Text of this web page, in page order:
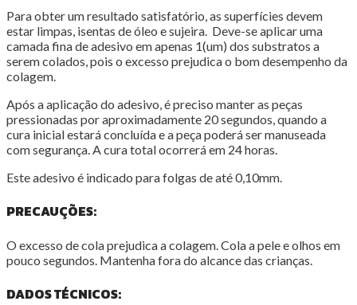
Para obter um resultado satisfatório, as superfícies devem
estar limpas, isentas de óleo e sujeira. Deve-se aplicar uma
camada fina de adesivo em apenas 1(um) dos substratos a
serem colados, pois o excesso prejudica o bom desempenho da
colagem.
Após a aplicação do adesivo, é preciso manter as peças
pressionadas por aproximadamente 20 segundos, quando a
cura inicial estará concluída e a peça poderá ser manuseada
com segurança. A cura total ocorrerá em 24 horas.
Este adesivo é indicado para folgas de até 0,10mm.
PRECAUÇÕES:
O excesso de cola prejudica a colagem. Cola a pele e olhos em
pouco segundos. Mantenha fora do alcance das crianças.
DADOS TÉCNICOS: